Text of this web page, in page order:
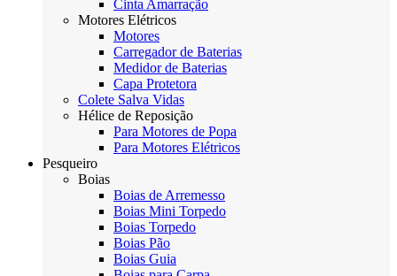
Cinta Amarração
Motores Elétricos
Motores
Carregador de Baterias
Medidor de Baterias
Capa Protetora
Colete Salva Vidas
Hélice de Reposição
Para Motores de Popa
Para Motores Elétricos
Pesqueiro
Boias
Boias de Arremesso
Boias Mini Torpedo
Boias Torpedo
Boias Pão
Boias Guia